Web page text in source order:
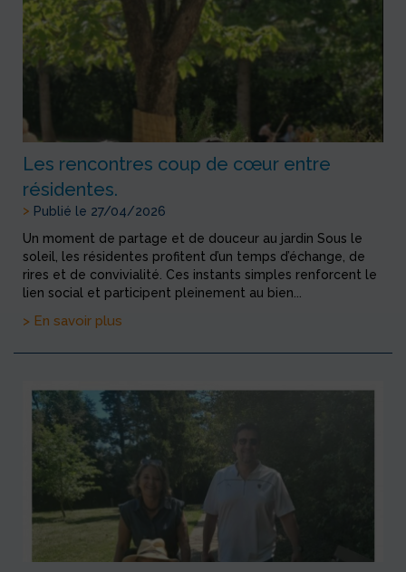
Les rencontres coup de cœur entre
résidentes.
> Publié le 27/04/2026
Un moment de partage et de douceur au jardin Sous le
soleil, les résidentes profitent d’un temps d’échange, de
rires et de convivialité. Ces instants simples renforcent le
lien social et participent pleinement au bien...
> En savoir plus